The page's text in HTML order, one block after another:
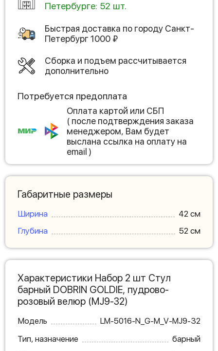
Петербурге: 52 шт.
Быстрая доставка по городу Санкт-
Петербург1000 ₽
Сборка и подъем рассчитывается
дополнительно
Потребуется предоплата
Оплата картой или СБП
( после подтверждения заказа
менеджером, Вам будет
выслана ссылка на оплату на
email )
Габаритные размеры
Ширина
42 см
Глубина
52 см
Характеристики Набор 2 шт Стул
барный DOBRIN GOLDIE, пудрово-
розовый велюр (MJ9-32)
Модель
LM-5016-N_G-M_V-MJ9-32
Тип, назначение
барный